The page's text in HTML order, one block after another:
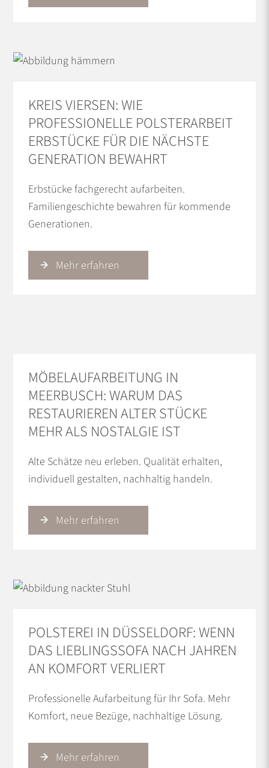
KREIS VIERSEN: WIE
PROFESSIONELLE POLSTERARBEIT
ERBSTÜCKE FÜR DIE NÄCHSTE
GENERATION BEWAHRT
Erbstücke fachgerecht aufarbeiten.
Familiengeschichte bewahren für kommende
Generationen.
Mehr erfahren
MÖBELAUFARBEITUNG IN
MEERBUSCH: WARUM DAS
RESTAURIEREN ALTER STÜCKE
MEHR ALS NOSTALGIE IST
Alte Schätze neu erleben. Qualität erhalten,
individuell gestalten, nachhaltig handeln.
Mehr erfahren
POLSTEREI IN DÜSSELDORF: WENN
DAS LIEBLINGSSOFA NACH JAHREN
AN KOMFORT VERLIERT
Professionelle Aufarbeitung für Ihr Sofa. Mehr
Komfort, neue Bezüge, nachhaltige Lösung.
Mehr erfahren